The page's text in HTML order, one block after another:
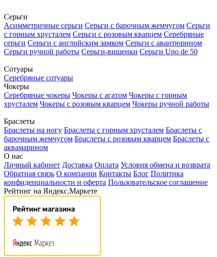
Серьги
Асимметричные серьги Серьги с барочным жемчугом Серьги
с горным хрусталем Серьги с розовым кварцем Серебряные
серьги Серьги с английским замком Серьги с авантюрином
Серьги ручной работы Серьги-вишенки Серьги Uno de 50
Сотуары
Серебряные сотуары
Чокеры
Серебряные чокеры Чокеры с агатом Чокеры с горным
хрусталем Чокеры с розовым кварцем Чокеры ручной работы
Браслеты
Браслеты на ногу Браслеты с горным хрусталем Браслеты с
барочным жемчугом Браслеты с розовым кварцем Браслеты с
аквамарином
О нас
Личный кабинет Доставка Оплата Условия обмена и возврата
Обратная связь О компании Контакты Блог Политика
конфиденциальности и оферта Пользовательское соглашение
Рейтинг на Яндекс.Маркете